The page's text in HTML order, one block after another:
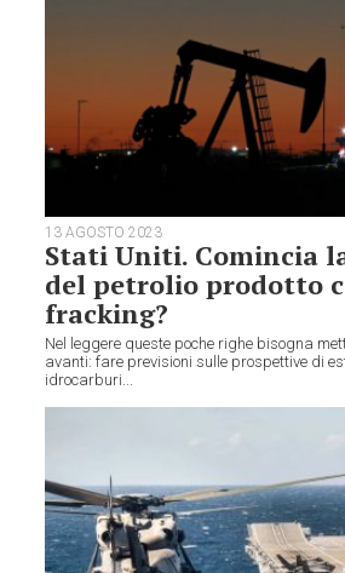
13 AGOSTO 2023
Stati Uniti. Comincia
del petrolio prodotto
fracking?
Nel leggere queste poche righe bisogna
avanti: fare previsioni sulle prospettive di
idrocarburi...